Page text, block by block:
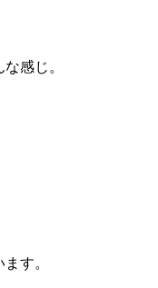
感じ。
す。